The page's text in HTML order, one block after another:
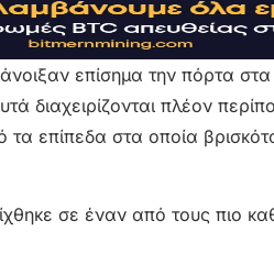
άνοιξαν επίσημα την πόρτα
διαχειρίζονται πλέον
επίπεδα στα οποία
σε έναν από τους πιο